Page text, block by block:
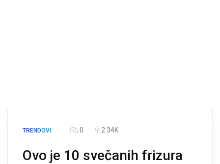
TRENDOVI 0 2.34K
Ovo je 10 svečanih frizura